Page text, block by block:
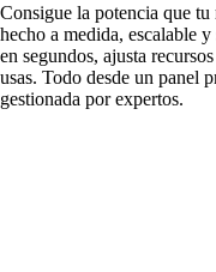
Consigue la potencia que
hecho a medida, escalable
en segundos, ajusta
usas. Todo desde un panel
gestionada por expertos.